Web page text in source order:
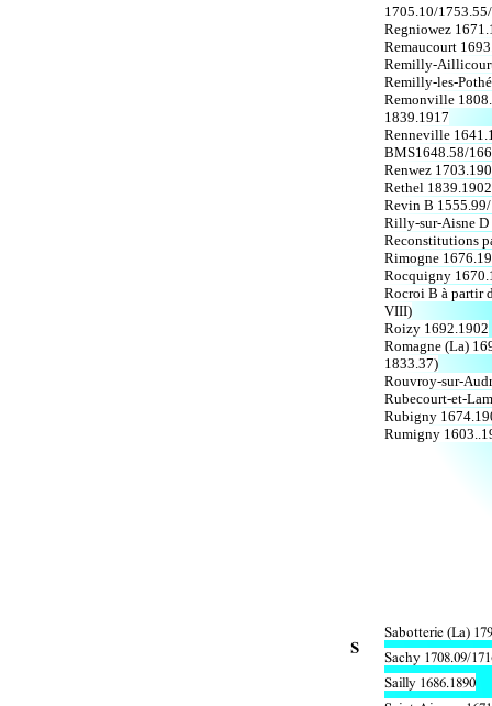
1705.10/
Regniowez
Remaucourt
Remilly-
Remilly-les-
Remonville
1839.1917
Renneville
BMS1648.58/
Renwez
Rethel 1839.1902
Revin B
Rilly-sur-Aisne
Reconstitutions
Rimogne
Rocquigny
Rocroi B à partir
VIII)
Roizy 1692.1902
Romagne (La)
1833.37)
Rouvroy-sur-
Rubecourt-et-
Rubigny
Rumigny